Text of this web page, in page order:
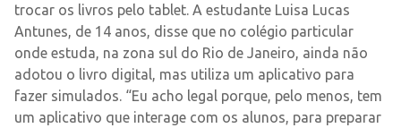
trocar os livros pelo tablet. A estudante Luisa Lucas
Antunes, de 14 anos, disse que no colégio particular
onde estuda, na zona sul do Rio de Janeiro, ainda não
adotou o livro digital, mas utiliza um aplicativo para
fazer simulados. “Eu acho legal porque, pelo menos, tem
um aplicativo que interage com os alunos, para preparar